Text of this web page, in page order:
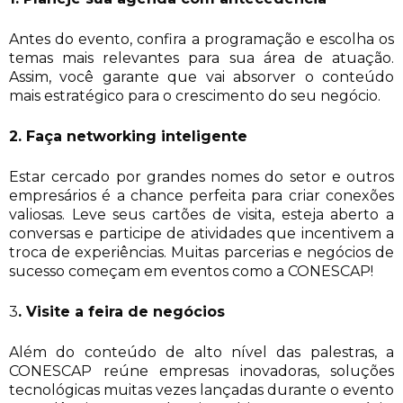
Antes do evento, confira a programação e escolha os
temas mais relevantes para sua área de atuação.
Assim, você garante que vai absorver o conteúdo
mais estratégico para o crescimento do seu negócio.
2. Faça networking inteligente
Estar cercado por grandes nomes do setor e outros
empresários é a chance perfeita para criar conexões
valiosas. Leve seus cartões de visita, esteja aberto a
conversas e participe de atividades que incentivem a
troca de experiências. Muitas parcerias e negócios de
sucesso começam em eventos como a CONESCAP!
3. Visite a feira de negócios
Além do conteúdo de alto nível das palestras, a
CONESCAP reúne empresas inovadoras, soluções
tecnológicas muitas vezes lançadas durante o evento